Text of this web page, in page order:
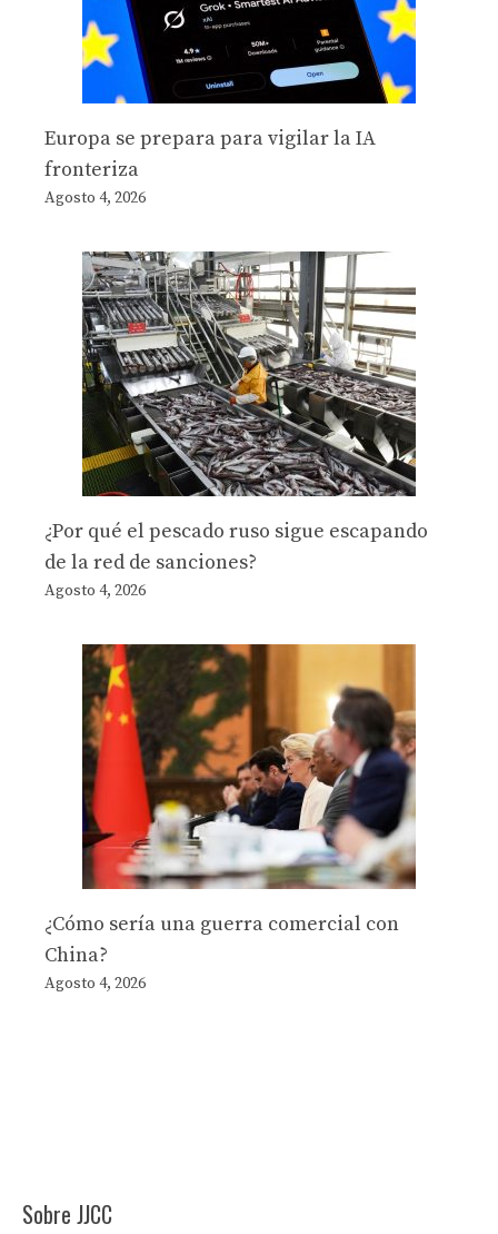
Europa se prepara para vigilar la IA
fronteriza
Agosto 4, 2026
¿Por qué el pescado ruso sigue escapando
de la red de sanciones?
Agosto 4, 2026
¿Cómo sería una guerra comercial con
China?
Agosto 4, 2026
Sobre JJCC